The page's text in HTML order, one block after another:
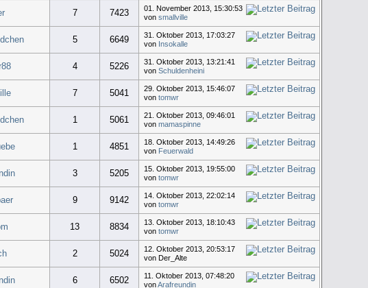
7 7423
01. November 2013, 15:30:53
von smallville
5 6649
31. Oktober 2013, 17:03:27
von Insokalle
4 5226
31. Oktober 2013, 13:21:41
von Schuldenheini
7 5041
29. Oktober 2013, 15:46:07
von tomwr
1 5061
21. Oktober 2013, 09:46:01
von mamaspinne
1 4851
18. Oktober 2013, 14:49:26
von Feuerwald
3 5205
15. Oktober 2013, 19:55:00
von tomwr
9 9142
14. Oktober 2013, 22:02:14
von tomwr
13 8834
13. Oktober 2013, 18:10:43
von tomwr
2 5024
12. Oktober 2013, 20:53:17
von Der_Alte
6 6502
11. Oktober 2013, 07:48:20
vonArafreundin